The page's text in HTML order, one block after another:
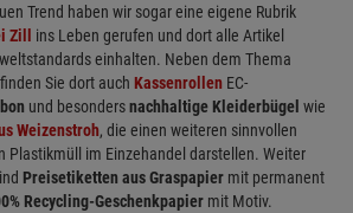
Trend haben wir sogar eine eigene Rubrik
Zill
ins Leben gerufen und dort alle Artikel
einhalten. Neben dem Thema
Sie dort auch Kassenrollen EC-
und besondersnachhaltige Kleiderbügel wie
Weizenstroh, die einen weiteren sinnvollen
Plastikmüll im Einzehandel darstellen. Weiter
Preisetiketten aus Graspapier mit permanent
Recycling-Geschenkpapier mit Motiv.